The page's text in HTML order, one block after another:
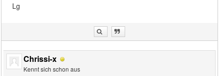
Lg
Chrissi-x
Kennt sich schon aus